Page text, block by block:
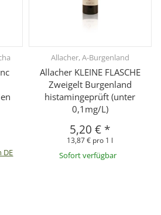
DE
Allacher, A-Burgenland
Allacher KLEINE FLASCHE
Zweigelt Burgenland
histamingeprüft (unter
0,1mg/L)
5,20 € *
13,87 € pro 1 l
Sofort verfügbar